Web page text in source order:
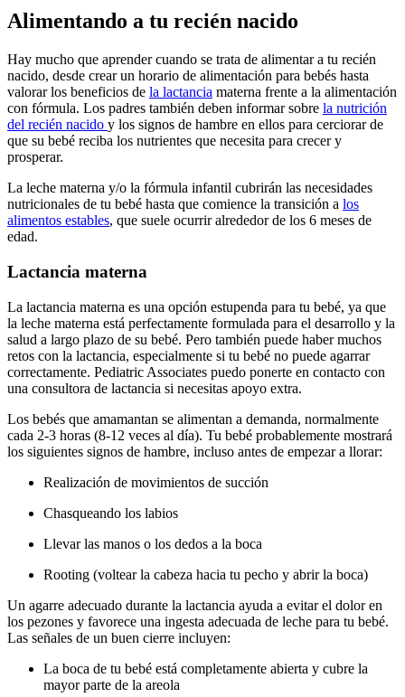
Alimentando a tu recién nacido
Hay mucho que aprender cuando se trata de alimentar a tu recién
nacido, desde crear un horario de alimentación para bebés hasta
valorar los beneficios de la lactancia materna frente a la alimentación
con fórmula. Los padres también deben informar sobre la nutrición
del recién nacido y los signos de hambre en ellos para cerciorar de
que su bebé reciba los nutrientes que necesita para crecer y
prosperar.
La leche materna y/o la fórmula infantil cubrirán las necesidades
nutricionales de tu bebé hasta que comience la transición a los
alimentos estables, que suele ocurrir alrededor de los 6 meses de
edad.
Lactancia materna
La lactancia materna es una opción estupenda para tu bebé, ya que
la leche materna está perfectamente formulada para el desarrollo y la
salud a largo plazo de su bebé. Pero también puede haber muchos
retos con la lactancia, especialmente si tu bebé no puede agarrar
correctamente. Pediatric Associates puedo ponerte en contacto con
una consultora de lactancia si necesitas apoyo extra.
Los bebés que amamantan se alimentan a demanda, normalmente
cada 2-3 horas (8-12 veces al día). Tu bebé probablemente mostrará
los siguientes signos de hambre, incluso antes de empezar a llorar:
Realización de movimientos de succión
Chasqueando los labios
Llevar las manos o los dedos a la boca
Rooting (voltear la cabeza hacia tu pecho y abrir la boca)
Un agarre adecuado durante la lactancia ayuda a evitar el dolor en
los pezones y favorece una ingesta adecuada de leche para tu bebé.
Las señales de un buen cierre incluyen:
La boca de tu bebé está completamente abierta y cubre la
mayor parte de la areola